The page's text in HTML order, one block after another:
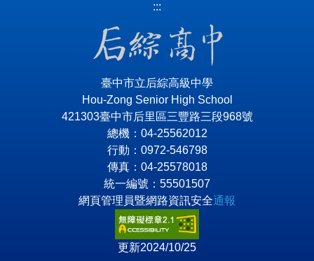
:::
臺中市立后綜高級中學
Hou-Zong Senior High School
421303臺中市后里區三豐路三段968號
總機：04-25562012
行動：0972-546798
傳真：04-25578018
統一編號：55501507
網頁管理員暨網路資訊安全通報
更新2024/10/25